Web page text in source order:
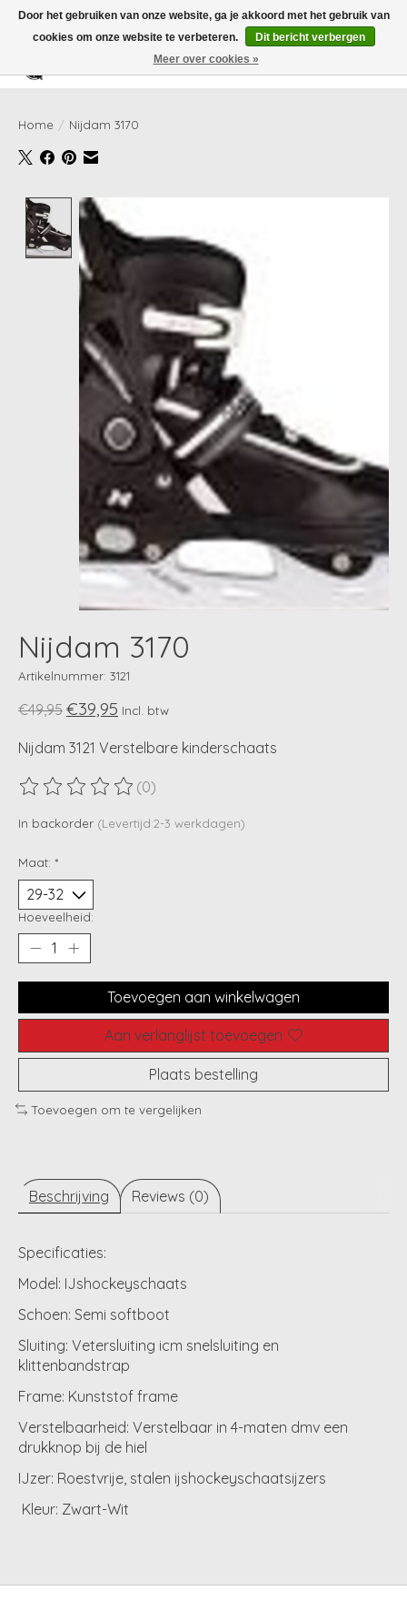
Verlanglijst
Home / Nijdam 3170
Product image slideshow Items
Nijdam 3170
Artikelnummer: 3121
€49,95 €39,95 Incl. btw
Nijdam 3121 Verstelbare kinderschaats
De beoordeling van dit product is
(0)
In backorder (Levertijd:2-3 werkdagen)
Maat: *
Hoeveelheid:
Toevoegen aan winkelwagen
Aan verlanglijst toevoegen
Plaats bestelling
Toevoegen om te vergelijken
Beschrijving Reviews (0)
Specificaties:
Model: IJshockeyschaats
Schoen: Semi softboot
Sluiting: Vetersluiting icm snelsluiting en
klittenbandstrap
Frame: Kunststof frame
Verstelbaarheid: Verstelbaar in 4-maten dmv een
drukknop bij de hiel
IJzer: Roestvrije, stalen ijshockeyschaatsijzers
Kleur: Zwart-Wit
Door het gebruiken van onze website, ga je akkoord met het gebruik van
cookies om onze website te verbeteren.
Dit bericht verbergen
Meer over cookies »